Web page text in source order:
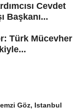
Cevdet
Başkanı...
Türk Mücevher
Göz, Istanbul